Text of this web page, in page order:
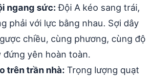
ngang sức:Đội A kéo sang trái,
phải với lực bằng nhau. Sợi dây
chiều, cùng phương, cùng độ
yên hoàn toàn.
trên trần nhà: Trọng lượng quạt